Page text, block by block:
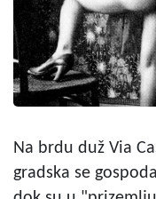
Na brdu duž Via
gradska se